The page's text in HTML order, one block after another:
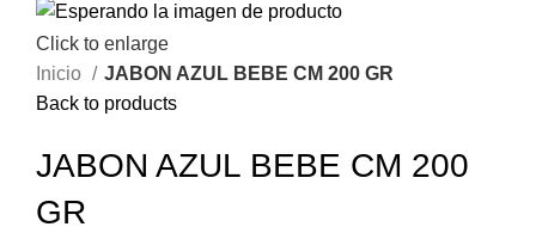
Click to enlarge
Inicio
JABON AZUL BEBE CM 200 GR
Back to products
JABON AZUL BEBE CM 200
GR